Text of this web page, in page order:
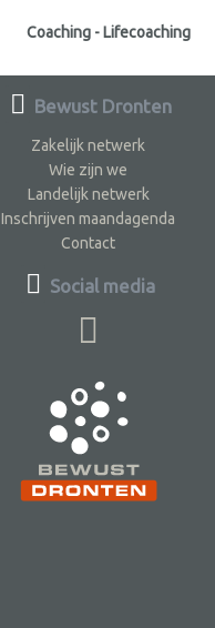
Coaching - Lifecoaching
Bewust Dronten
Zakelijk netwerk
Wie zijn we
Landelijk netwerk
Inschrijven maandagenda
Contact
Social media